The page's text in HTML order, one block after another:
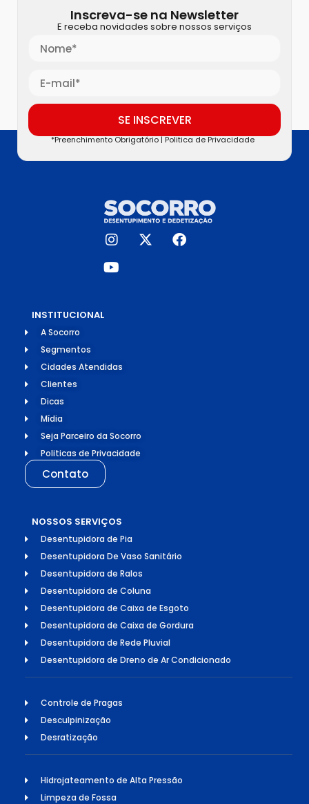
Inscreva-se na Newsletter
E receba novidades sobre nossos serviços
SE INSCREVER
*Preenchimento Obrigatório |Politica de Privacidade
INSTITUCIONAL
A Socorro
Segmentos
Cidades Atendidas
Clientes
Dicas
Mídia
Seja Parceiro da Socorro
Politicas de Privacidade
Contato
NOSSOS SERVIÇOS
Desentupidora de Pia
Desentupidora De Vaso Sanitário
Desentupidora de Ralos
Desentupidora de Coluna
Desentupidora de Caixa de Esgoto
Desentupidora de Caixa de Gordura
Desentupidora de Rede Pluvial
Desentupidora de Dreno de Ar Condicionado
Controle de Pragas
Desculpinização
Desratização
Hidrojateamento de Alta Pressão
Limpeza de Fossa